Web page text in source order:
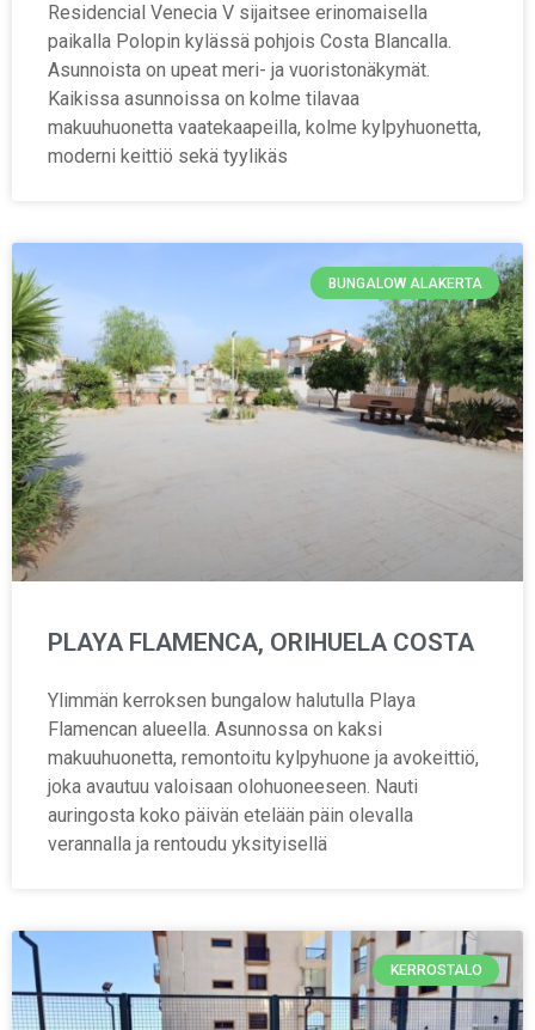
Residencial Venecia V sijaitsee erinomaisella
paikalla Polopin kylässä pohjois Costa Blancalla.
Asunnoista on upeat meri- ja vuoristonäkymät.
Kaikissa asunnoissa on kolme tilavaa
makuuhuonetta vaatekaapeilla, kolme kylpyhuonetta,
moderni keittiö sekä tyylikäs
BUNGALOW ALAKERTA
PLAYA FLAMENCA, ORIHUELA COSTA
Ylimmän kerroksen bungalow halutulla Playa
Flamencan alueella. Asunnossa on kaksi
makuuhuonetta, remontoitu kylpyhuone ja avokeittiö,
joka avautuu valoisaan olohuoneeseen. Nauti
auringosta koko päivän etelään päin olevalla
verannalla ja rentoudu yksityisellä
KERROSTALO